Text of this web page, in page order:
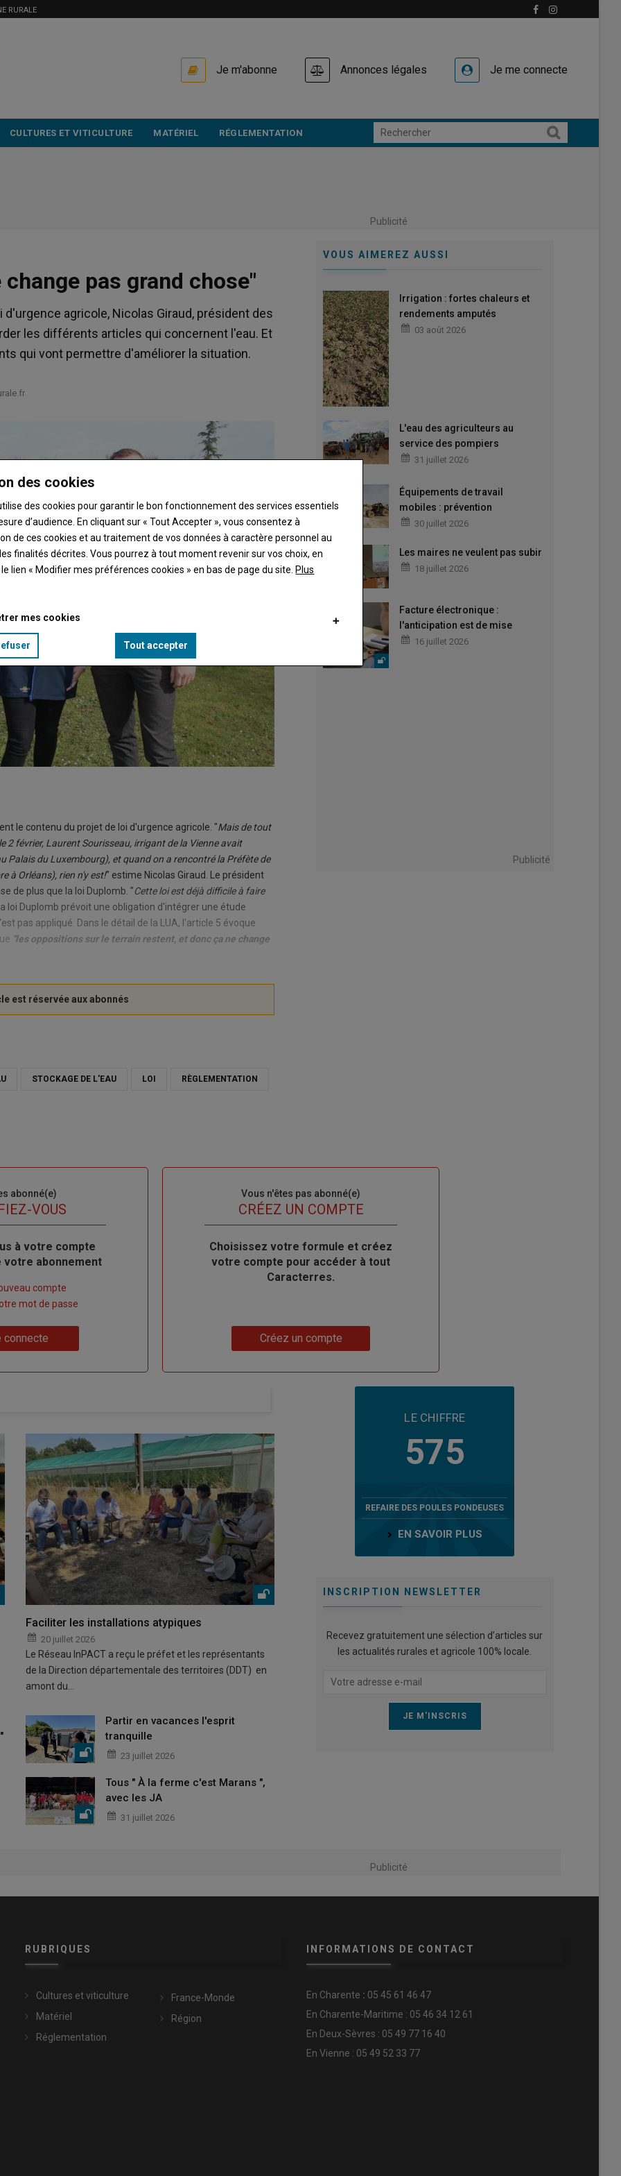
RURALE
Je m'abonne Annonces légales Je me connecte
CULTURES ET VITICULTURE MATÉRIEL RÉGLEMENTATION
Publicité
pas grand chose"
agricole, Nicolas Giraud, président des
les différents articles qui concernent l'eau. Et
qui vont permettre d'améliorer la situation.
le contenu du projet de loi d'urgence agricole. "Mais de tout
2 février, Laurent Sourisseau, irrigant de la Vienne avait
Palais du Luxembourg), et quand on a rencontré la Préfète de
à Orléans), rien n'y est!" estime Nicolas Giraud. Le président
de plus que la loi Duplomb. "Cette loi est déjà difficile à faire
loi Duplomb prévoit une obligation d'intégrer une étude
pas appliqué. Dans le détail de la LUA, l'article 5 évoque
"les oppositions sur le terrain restent, et donc ça ne change
STOCKAGE DE L'EAU LOI RÈGLEMENTATION
VOUS AIMEREZ AUSSI
Irrigation : fortes chaleurs et
rendements amputés
03 août 2026
L'eau des agriculteurs au
service des pompiers
31 juillet 2026
Équipements de travail
mobiles : prévention
30 juillet 2026
Les maires ne veulent pas subir
18 juillet 2026
Facture électronique :
l'anticipation est de mise
16 juillet 2026
Publicité
abonné(e)
VOUS
à votre compte
abonnement
compte
mot de passe
connecte
Vous n'êtes pas abonné(e)
TITRECRÉEZ UN COMPTE
Body
Choisissez votre formule et créez
votre compte pour accéder à tout
Caracterres.
Créez un compte
Faciliter les installations atypiques
20 juillet 2026
Le Réseau InPACT a reçu le préfet et les représentants
de la Direction départementale des territoires (DDT) en
amont du…
Partir en vacances l'esprit
tranquille
23 juillet 2026
Tous " À la ferme c'est Marans ",
avec les JA
31 juillet 2026
LE CHIFFRE
575
REFAIRE DES POULES PONDEUSES
EN SAVOIR PLUS
INSCRIPTION NEWSLETTER
Recevez gratuitement une sélection d’articles sur
les actualités rurales et agricole 100% locale.
Publicité
RUBRIQUES
Cultures et viticulture
Matériel
Réglementation
France-Monde
Région
INFORMATIONS DE CONTACT
En Charente : 05 45 61 46 47
En Charente-Maritime : 05 46 34 12 61
En Deux-Sèvres : 05 49 77 16 40
En Vienne : 05 49 52 33 77
des cookies
des cookies pour garantir le bon fonctionnement des services essentiels
d’audience. En cliquant sur « Tout Accepter », vous consentez à
de ces cookies et au traitement de vos données à caractère personnel au
finalités décrites. Vous pourrez à tout moment revenir sur vos choix, en
lien « Modifier mes préférences cookies » en bas de page du site.Plus
mes cookies
Tout accepter